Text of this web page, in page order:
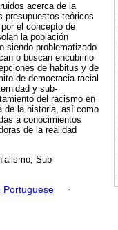
acerca de la
presupuestos teóricos
el concepto de
la población
siendo problematizado
o buscan encubrirlo
de habitus y de
de democracia racial
y sub-
del racismo en
de la historia, así como
a conocimientos
de la realidad
Sub-
Portuguese
·